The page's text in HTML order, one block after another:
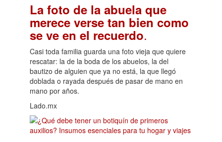
La foto de la abuela que
merece verse tan bien como
se ve en el recuerdo.
Casi toda familia guarda una foto vieja que quiere
rescatar: la de la boda de los abuelos, la del
bautizo de alguien que ya no está, la que llegó
doblada o rayada después de pasar de mano en
mano por años.
Lado.mx